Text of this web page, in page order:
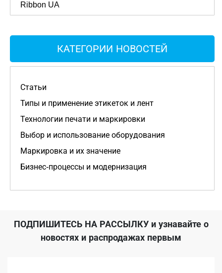
Ribbon UA
КАТЕГОРИИ НОВОСТЕЙ
Статьи
Типы и применение этикеток и лент
Технологии печати и маркировки
Выбор и использование оборудования
Маркировка и их значение
Бизнес-процессы и модернизация
ПОДПИШИТЕСЬ НА РАССЫЛКУи узнавайте о
новостях и распродажах первым